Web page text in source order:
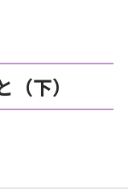
下）